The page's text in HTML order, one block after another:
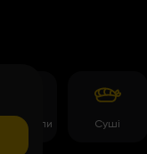
роли Суші